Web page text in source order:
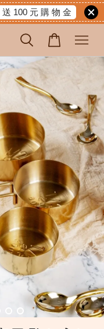
100 元 購 物 金